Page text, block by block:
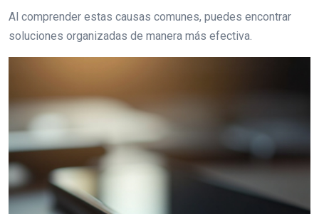
Al comprender estas causas comunes, puedes encontrar
soluciones organizadas de manera más efectiva.